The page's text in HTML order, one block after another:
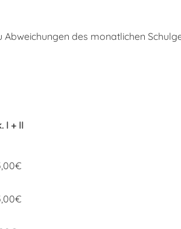
des monatlichen
I + II